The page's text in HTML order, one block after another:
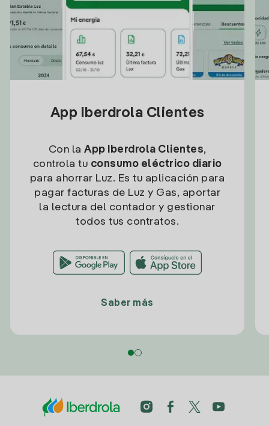
App Iberdrola Clientes
Con la App Iberdrola Clientes,
controla tu consumo eléctrico diario
para ahorrar Luz. Es tu aplicación para
pagar facturas de Luz y Gas, aportar
la lectura del contador y gestionar
todos tus contratos.
Saber más